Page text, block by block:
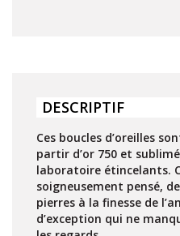
DESCRIPTIF
Ces boucles d’oreilles
partir d’or 750 et
laboratoire étincelants.
soigneusement pensé,
pierres à la finesse de
d’exception qui ne